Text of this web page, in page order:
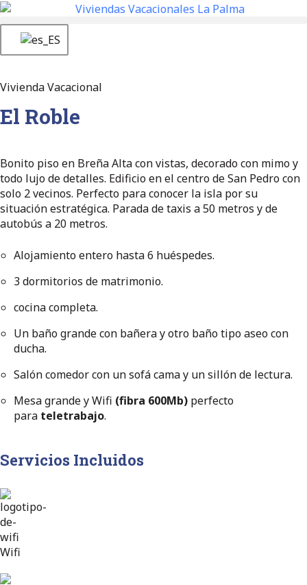
Vivienda Vacacional
El Roble
Bonito piso en Breña Alta con vistas, decorado con mimo y
todo lujo de detalles. Edificio en el centro de San Pedro con
solo 2 vecinos. Perfecto para conocer la isla por su
situación estratégica. Parada de taxis a 50 metros y de
autobús a 20 metros.
Alojamiento entero hasta 6 huéspedes.
3 dormitorios de matrimonio.
cocina completa.
Un baño grande con bañera y otro baño tipo aseo con
ducha.
Salón comedor con un sofá cama y un sillón de lectura.
Mesa grande y Wifi (fibra 600Mb) perfecto
para teletrabajo.
Servicios Incluidos
Wifi